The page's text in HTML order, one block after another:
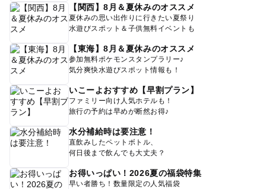
【関西】8月＆夏休みのオススメ
夏休みの思い出作りに行きたい夏祭り
水遊びスポット＆子供無料イベントも
【東海】8月＆夏休みのオススメ
参加無料ポケモンスタンプラリー♪
気分爽快水遊びスポット情報も！
いこーよおすすめ【早割プラン】
ファミリー向け人気ホテルも！
旅行の予約は早めが断然お得♪
水分補給時は要注意！
直飲みしたペットボトル、
何日後まで飲んでも大丈夫？
お得いっぱい！2026夏の福袋特集
早い者勝ち！数量限定の人気福袋